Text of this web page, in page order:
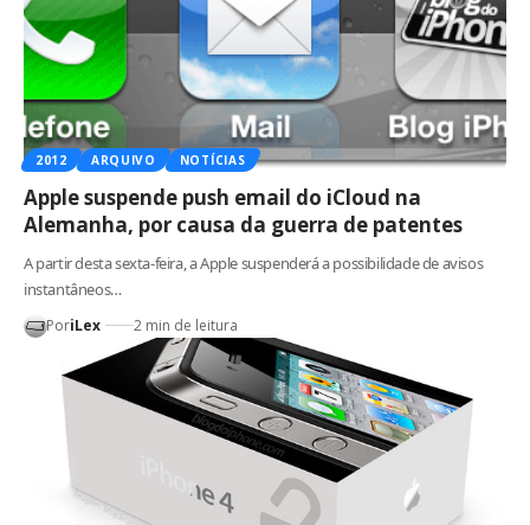
2012 ARQUIVO NOTÍCIAS
Apple suspende push email do iCloud na
Alemanha, por causa da guerra de patentes
A partir desta sexta-feira, a Apple suspenderá a possibilidade de avisos
instantâneos…
PoriLex 2 min de leitura